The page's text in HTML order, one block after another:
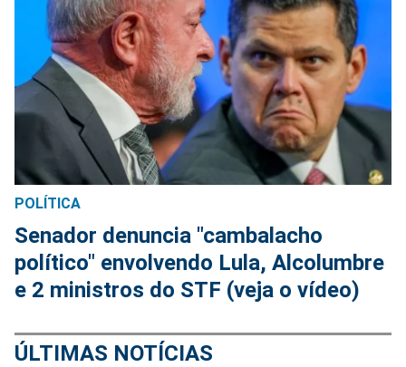
POLÍTICA
Senador denuncia "cambalacho
político" envolvendo Lula, Alcolumbre
e 2 ministros do STF (veja o vídeo)
ÚLTIMAS NOTÍCIAS